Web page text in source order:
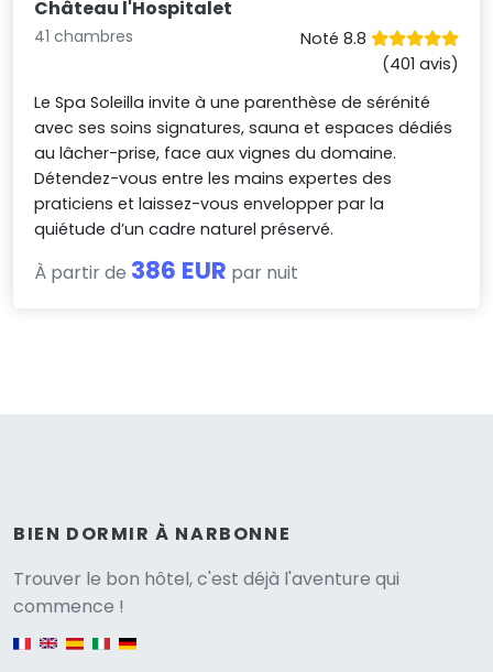
Château l'Hospitalet
41 chambres
Noté 8.8
(401 avis)
Le Spa Soleilla invite à une parenthèse de sérénité
avec ses soins signatures, sauna et espaces dédiés
au lâcher-prise, face aux vignes du domaine.
Détendez-vous entre les mains expertes des
praticiens et laissez-vous envelopper par la
quiétude d’un cadre naturel préservé.
À partir de 386 EUR par nuit
BIEN DORMIR À NARBONNE
Trouver le bon hôtel, c'est déjà l'aventure qui
commence !